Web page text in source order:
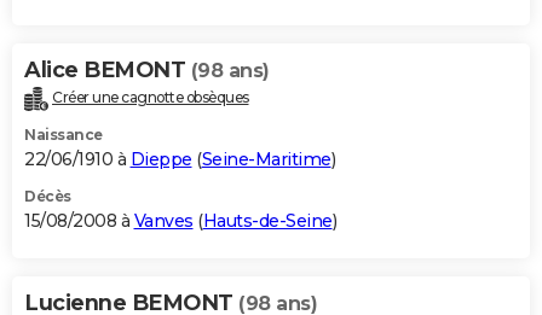
Alice BEMONT (98 ans)
Créer une cagnotte obsèques
Naissance
22/06/1910 à Dieppe (Seine-Maritime)
Décès
15/08/2008 à Vanves (Hauts-de-Seine)
Lucienne BEMONT (98 ans)